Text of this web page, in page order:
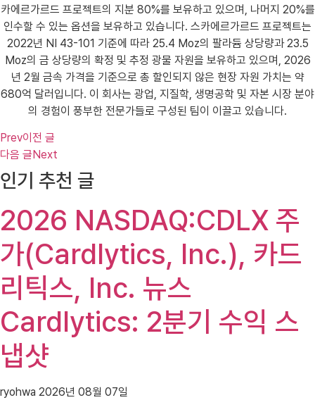
카에르가르드 프로젝트의 지분 80%를 보유하고 있으며, 나머지 20%를
인수할 수 있는 옵션을 보유하고 있습니다. 스카에르가르드 프로젝트는
2022년 NI 43-101 기준에 따라 25.4 Moz의 팔라듐 상당량과 23.5
Moz의 금 상당량의 확정 및 추정 광물 자원을 보유하고 있으며, 2026
년 2월 금속 가격을 기준으로 총 할인되지 않은 현장 자원 가치는 약
680억 달러입니다. 이 회사는 광업, 지질학, 생명공학 및 자본 시장 분야
의 경험이 풍부한 전문가들로 구성된 팀이 이끌고 있습니다.
Prev이전 글
다음 글 Next
인기 추천 글
2026 NASDAQ:CDLX 주
가(Cardlytics, Inc.), 카드
리틱스, Inc. 뉴스
Cardlytics: 2분기 수익 스
냅샷
ryohwa 2026년 08월 07일